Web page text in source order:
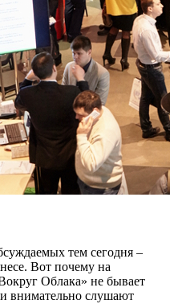
тем сегодня –
Вот почему на
Облака» не бывает
внимательно слушают